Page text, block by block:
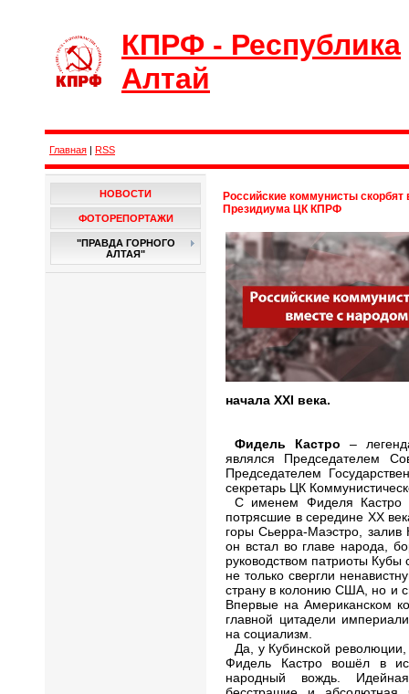
КПРФ - Республика
Алтай
Главная | RSS
НОВОСТИ
ФОТОРЕПОРТАЖИ
"ПРАВДА ГОРНОГО
АЛТАЯ"
Российские коммунисты
Президиума ЦК КПРФ
начала ХХI века.
Фидель Кастро –
являлся Председателем
Председателем
секретарь ЦК
С именем Фиделя Кастро
потрясшие в середине ХХ
горы Сьерра-Маэстро,
он встал во главе народа,
руководством патриоты
не только свергли
страну в колонию США, но и
Впервые на Американском
главной цитадели
на социализм.
Да, у Кубинской
Фидель Кастро вошёл в
народный вождь.